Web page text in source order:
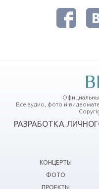
Все аудио, фото и
РАЗРАБОТКА
КОНЦЕРТЫ
ФОТО
ПРОЕКТЫ